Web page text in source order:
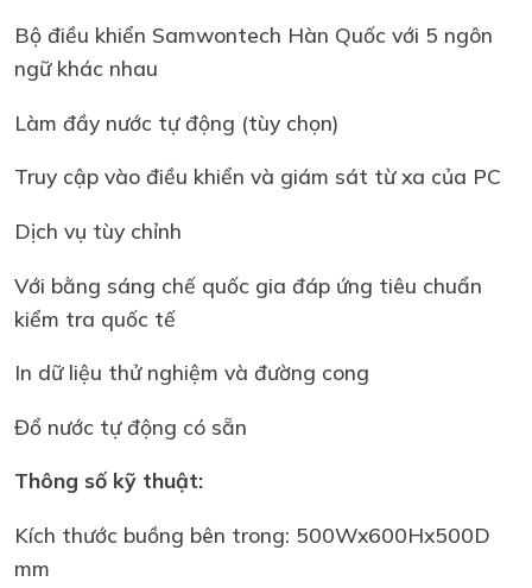
Bộ điều khiển Samwontech Hàn Quốc với 5 ngôn
ngữ khác nhau
Làm đầy nước tự động (tùy chọn)
Truy cập vào điều khiển và giám sát từ xa của PC
Dịch vụ tùy chỉnh
Với bằng sáng chế quốc gia đáp ứng tiêu chuẩn
kiểm tra quốc tế
In dữ liệu thử nghiệm và đường cong
Đổ nước tự động có sẵn
Thông số kỹ thuật:
Kích thước buồng bên trong: 500Wx600Hx500D
mm